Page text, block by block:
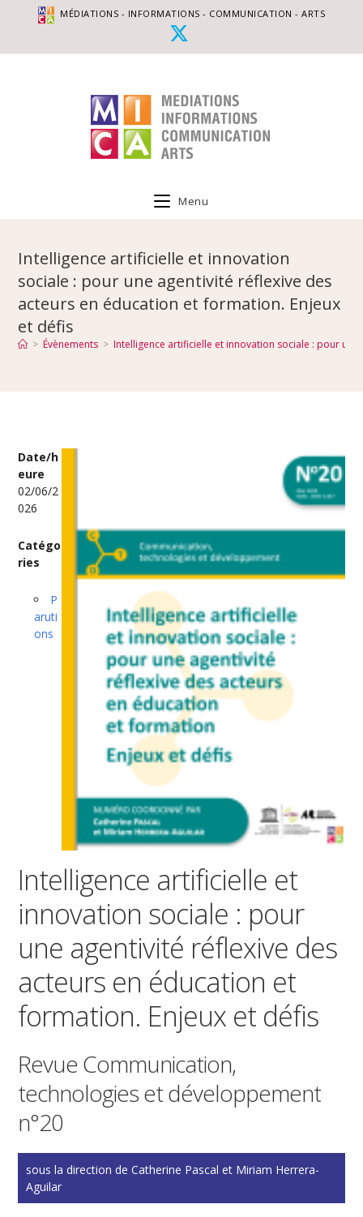
MÉDIATIONS - INFORMATIONS - COMMUNICATION - ARTS
Menu
Intelligence artificielle et innovation
sociale : pour une agentivité réflexive des
acteurs en éducation et formation. Enjeux
et défis
> Évènements > Intelligence artificielle et innovation sociale : pour
Date/h
eure
02/06/2
026
Catégo
ries
P
aruti
ons
Intelligence artificielle et
innovation sociale : pour
une agentivité réflexive des
acteurs en éducation et
formation. Enjeux et défis
Revue Communication,
technologies et développement
n°20
sous la direction de Catherine Pascal et Miriam Herrera-
Aguilar